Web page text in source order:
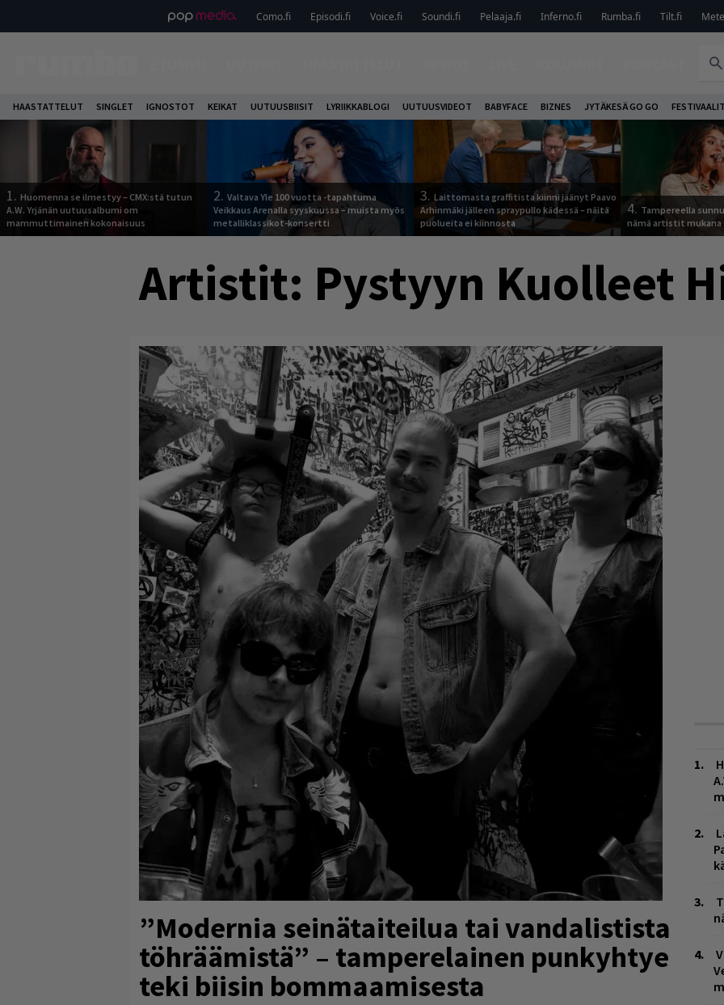
Como.fi Episodi.fi Voice.fi Soundi.fi Pelaaja.fi Inferno.fi Rumba.fi Tilt.fi
HAASTATTELUT SINGLET IGNOSTOT KEIKAT UUTUUSBIISIT LYRIIKKABLOGI UUTUUSVIDEOT BABYFACE BIZNES JYTÄKESÄ GO GO FESTIVAALIT
1. Huomenna se ilmestyy – CMX:stä tutun
A.W. Yrjänän uutuusalbumi om
mammuttimainen kokonaisuus
2. Valtava Yle 100 vuotta -tapahtuma
Veikkaus Arenalla syyskuussa – muista myös
metalliklassikot-konsertti
3. Laittomasta graffitista kiinni jäänyt Paavo
Arhinmäki jälleen spraypullo kädessä – näitä
puolueita ei kiinnosta
4. Tampereella
nämä artistit mukana
Artistit: Pystyyn Kuolleet
”Modernia seinätaiteilua tai vandalistista
töhräämistä” – tamperelainen punkyhtye
teki biisin bommaamisesta